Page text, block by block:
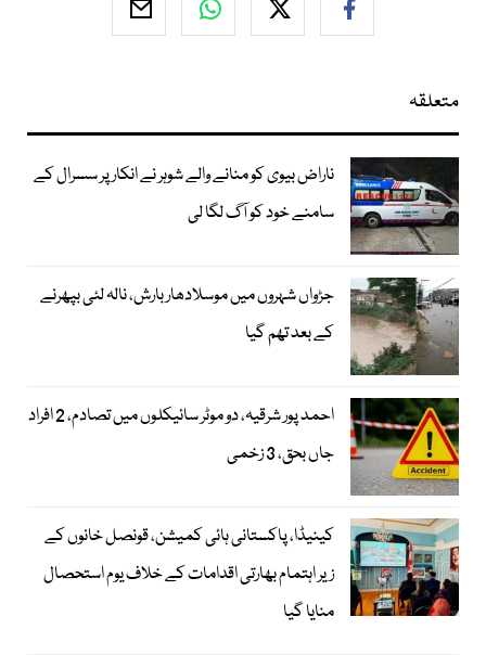
متعلقہ
ناراض بیوی کو منانے والے شوہر نے انکار پر سسرال کے
سامنے خود کو آگ لگا لی
جڑواں شہروں میں موسلادھار بارش، نالہ لئی بپھرنے
کے بعد تھم گیا
احمد پور شرقیہ، دو موٹر سائیکلوں میں تصادم، 2 افراد
جاں بحق، 3 زخمی
کینیڈا، پاکستانی ہائی کمیشن، قونصل خانوں کے
زیر اہتمام بھارتی اقدامات کے خلاف یوم استحصال
منایا گیا